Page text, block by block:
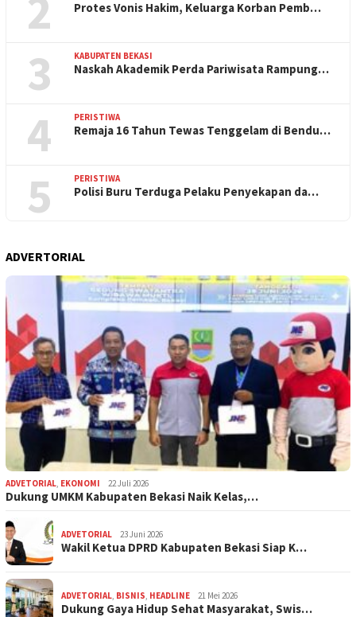
Protes Vonis Hakim, Keluarga Korban Pemb…
3 KABUPATEN BEKASI
Naskah Akademik Perda Pariwisata Rampung…
4 PERISTIWA
Remaja 16 Tahun Tewas Tenggelam di Bendu…
5 PERISTIWA
Polisi Buru Terduga Pelaku Penyekapan da…
ADVERTORIAL
ADVETORIAL EKONOMI 22 Juli 2026
Dukung UMKM Kabupaten Bekasi Naik Kelas,…
ADVETORIAL 23 Juni 2026
Wakil Ketua DPRD Kabupaten Bekasi Siap K…
ADVETORIAL BISNIS HEADLINE 21 Mei 2026
Dukung Gaya Hidup Sehat Masyarakat, Swis…